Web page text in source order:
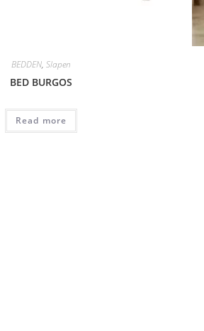
BEDDEN, Slapen
BED BURGOS
Read more